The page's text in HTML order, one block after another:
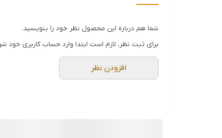
شما هم درباره این محصول نظر خود را بنویسید.
برای ثبت نظر، لازم است ابتدا وارد حساب کاربری خود
افزودن نظر